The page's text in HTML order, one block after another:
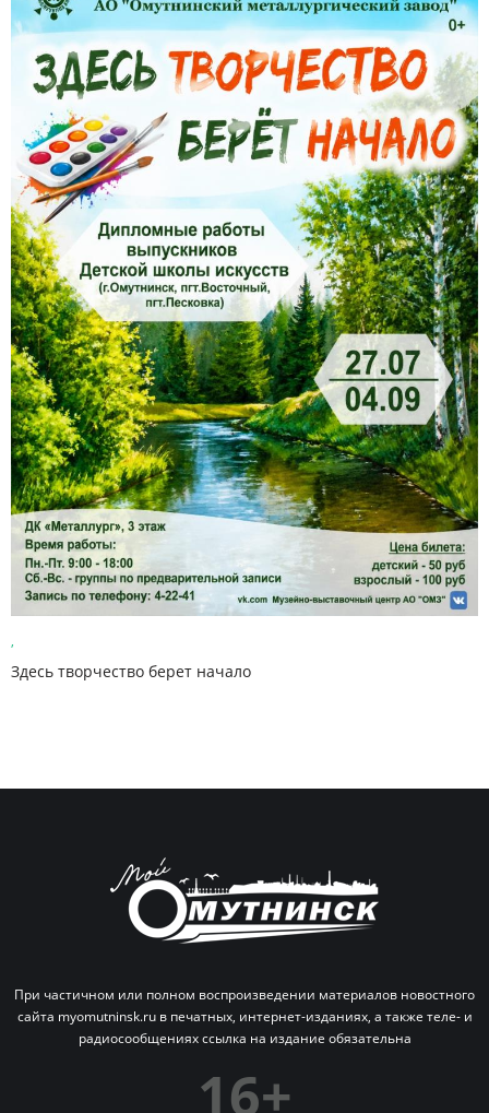
,
Здесь творчество берет начало
При частичном или полном воспроизведении материалов новостного
сайта myomutninsk.ru в печатных, интернет-изданиях, а также теле- и
радиосообщениях ссылка на издание обязательна
16+